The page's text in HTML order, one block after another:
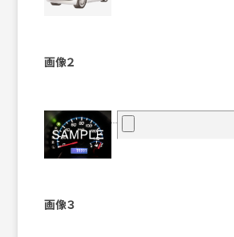
画像２
画像３